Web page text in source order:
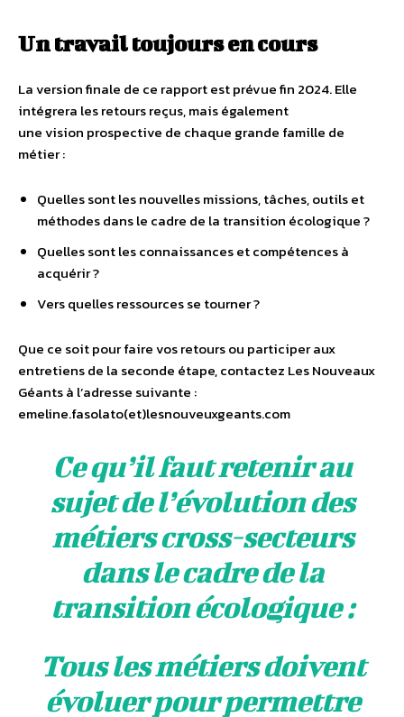
Un travail toujours en cours
La version finale de ce rapport est prévue fin 2024. Elle
intégrera les retours reçus, mais également
une vision prospective de chaque grande famille de
métier :
Quelles sont les nouvelles missions, tâches, outils et
méthodes dans le cadre de la transition écologique ?
Quelles sont les connaissances et compétences à
acquérir ?
Vers quelles ressources se tourner ?
Que ce soit pour faire vos retours ou participer aux
entretiens de la seconde étape, contactez Les Nouveaux
Géants à l’adresse suivante :
emeline.fasolato(et)lesnouveuxgeants.com
Ce qu’il faut retenir au
sujet de l’évolution des
métiers cross-secteurs
dans le cadre de la
transition écologique :
Tous les métiers doivent
évoluer pour permettre